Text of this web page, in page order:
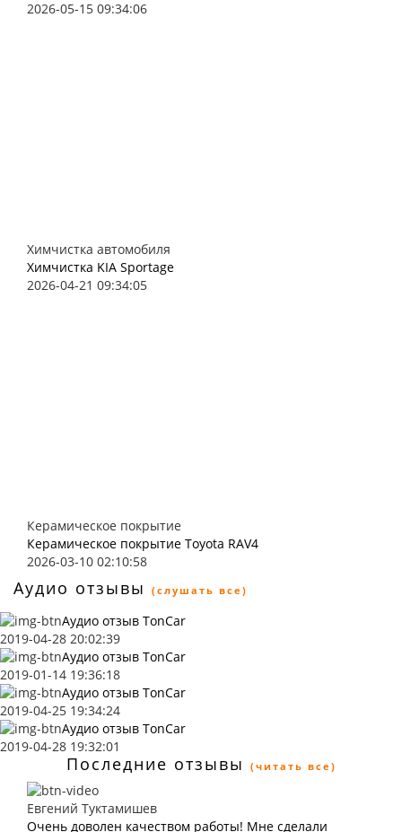
2026-05-15 09:34:06
Химчистка автомобиля
Химчистка KIA Sportage
2026-04-21 09:34:05
Керамическое покрытие
Керамическое покрытие Toyota RAV4
2026-03-10 02:10:58
Аудио отзывы (слушать все)
Аудио отзыв TonCar
2019-04-28 20:02:39
Аудио отзыв TonCar
2019-01-14 19:36:18
Аудио отзыв TonCar
2019-04-25 19:34:24
Аудио отзыв TonCar
2019-04-28 19:32:01
Последние отзывы (читать все)
Евгений Туктамишев
Очень доволен качеством работы! Мне сделали